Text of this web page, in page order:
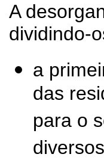
A
dividindo-
a
das
para o